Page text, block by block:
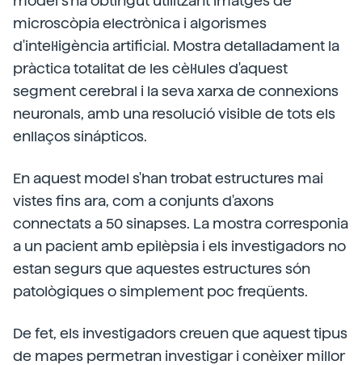
microscòpia electrònica i algorismes
d'intel·ligència artificial. Mostra detalladament la
pràctica totalitat de les cèl·lules d'aquest
segment cerebral i la seva xarxa de connexions
neuronals, amb una resolució visible de tots els
enllaços sinápticos.
En aquest model s'han trobat estructures mai
vistes fins ara, com a conjunts d'axons
connectats a 50 sinapses. La mostra corresponia
a un pacient amb epilèpsia i els investigadors no
estan segurs que aquestes estructures són
patològiques o simplement poc freqüents.
De fet, els investigadors creuen que aquest tipus
de mapes permetran investigar i conèixer millor